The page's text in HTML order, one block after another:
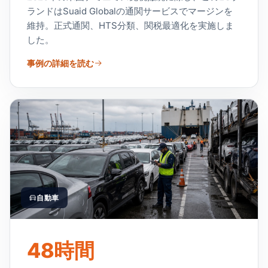
ランドはSuaid Globalの通関サービスでマージンを
維持。正式通関、HTS分類、関税最適化を実施しま
した。
事例の詳細を読む
自動車
48時間